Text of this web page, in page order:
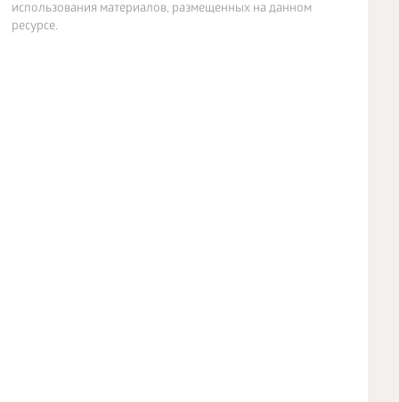
использования материалов, размещенных на данном
ресурсе.